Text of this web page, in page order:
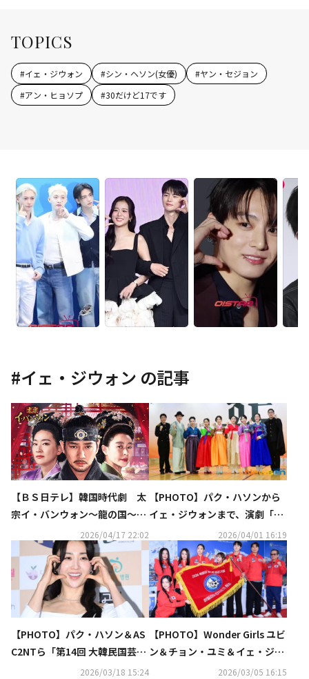
TOPICS
#イェ・ジウォン #シン・ヘソン(女優) #ヤン・セジョン
#アン・ヒョソプ #30だけど17です
#イェ・ジウォン の記事
【ＢＳ日テレ】韓国時代劇 太
宗イ・バンウォン～龍の国～
4月21日（火）17時放送スター
ト！！
2026/04/17 22:02
【PHOTO】パク・ハソンから
イェ・ジウォンまで、演劇「ホ
ンド」制作発表会に出席
2026/04/01 16:19
【PHOTO】パク・ハソン＆AS
C2NTら「第14回 大韓民国芸術
文化人大賞」授賞式に出席
2026/03/18 15:24
【PHOTO】Wonder Girls ユビ
ン＆チョン・ユミ＆イェ・ジウ
ォンら、ヒマラヤ遠征隊の発足
2026/03/05 16:15